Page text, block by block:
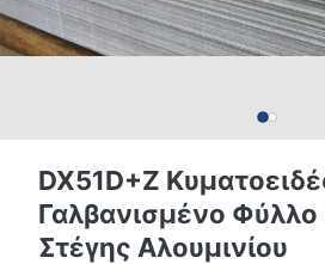
DX51D+Z
Γαλβανισμένο
Στέγης Αλουμινίου